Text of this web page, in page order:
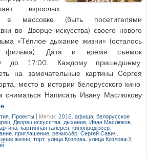
взрослых
массовке (быть посетителями
во Дворце искусства) своего нового
«Тёплое дыхание жизни» (осталось
фильма). Дата и время съёмок
до 17:00. Каждому пришедшему:
на замечательные картины Сергея
место в истории белорусского кино.
Написать Ивану Маслюкову
Проекты Метки: 2016 афиша белорусское
Дворец искусства дыхание Иван Маслюков
картинная галерея кинопродюсер
приглашение режиссёр Сергей Савич
жизни торт улица Козлова ,улица Козлова-3